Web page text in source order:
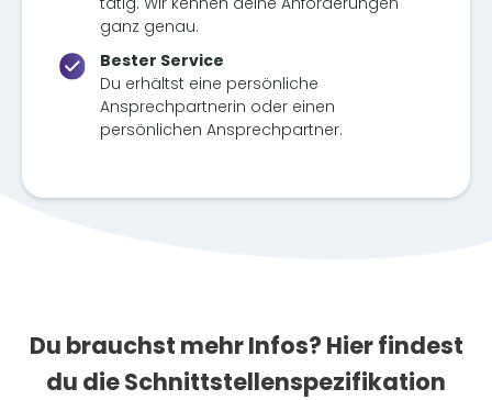
ganz genau.
Bester Service
Du erhältst eine persönliche
Ansprechpartnerin oder einen
persönlichen Ansprechpartner.
Du brauchst mehr Infos? Hier findest
du die Schnittstellenspezifikation